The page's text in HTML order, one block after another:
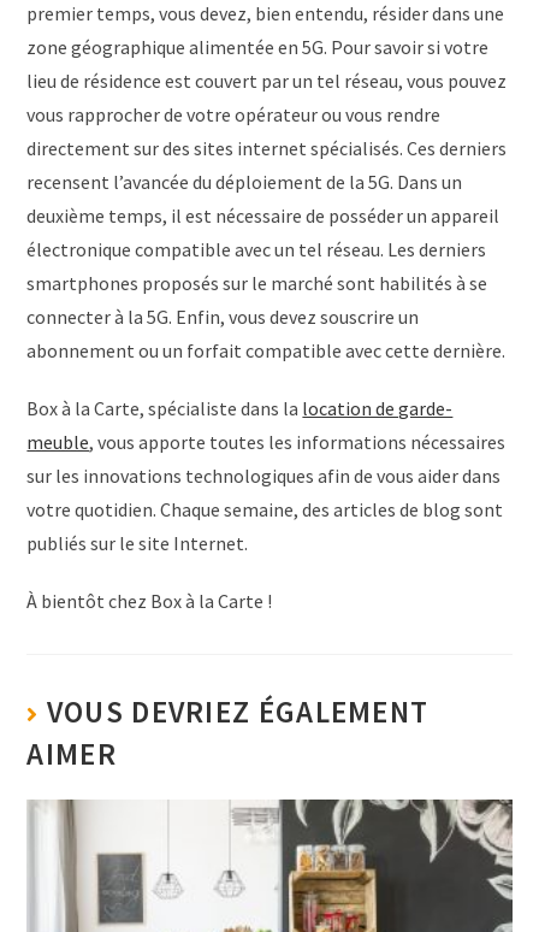
premier temps, vous devez, bien entendu, résider dans une
zone géographique alimentée en 5G. Pour savoir si votre
lieu de résidence est couvert par un tel réseau, vous pouvez
vous rapprocher de votre opérateur ou vous rendre
directement sur des sites internet spécialisés. Ces derniers
recensent l’avancée du déploiement de la 5G. Dans un
deuxième temps, il est nécessaire de posséder un appareil
électronique compatible avec un tel réseau. Les derniers
smartphones proposés sur le marché sont habilités à se
connecter à la 5G. Enfin, vous devez souscrire un
abonnement ou un forfait compatible avec cette dernière.
Box à la Carte, spécialiste dans la location de garde-
meuble, vous apporte toutes les informations nécessaires
sur les innovations technologiques afin de vous aider dans
votre quotidien. Chaque semaine, des articles de blog sont
publiés sur le site Internet.
À bientôt chez Box à la Carte !
VOUS DEVRIEZ ÉGALEMENT
AIMER